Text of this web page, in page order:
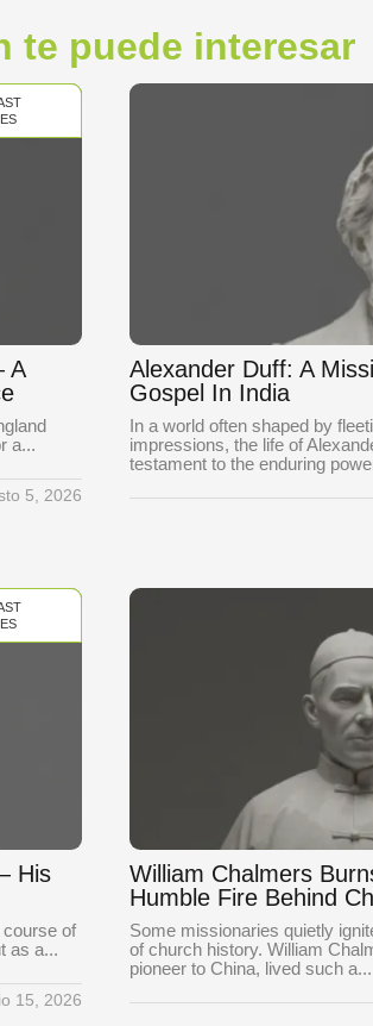
te puede interesar
A
a...
5, 2026
Alexander Duff: A
Gospel In India
In a world often shaped by
impressions, the life of
testament to the enduring
His
of
as a...
15, 2026
William Chalmers
Humble Fire Behind
Some missionaries quietly
of church history. William
pioneer to China, lived such a...